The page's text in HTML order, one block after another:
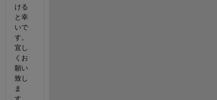
ける
と幸
いで
す。
宜し
くお
願い
致し
ま